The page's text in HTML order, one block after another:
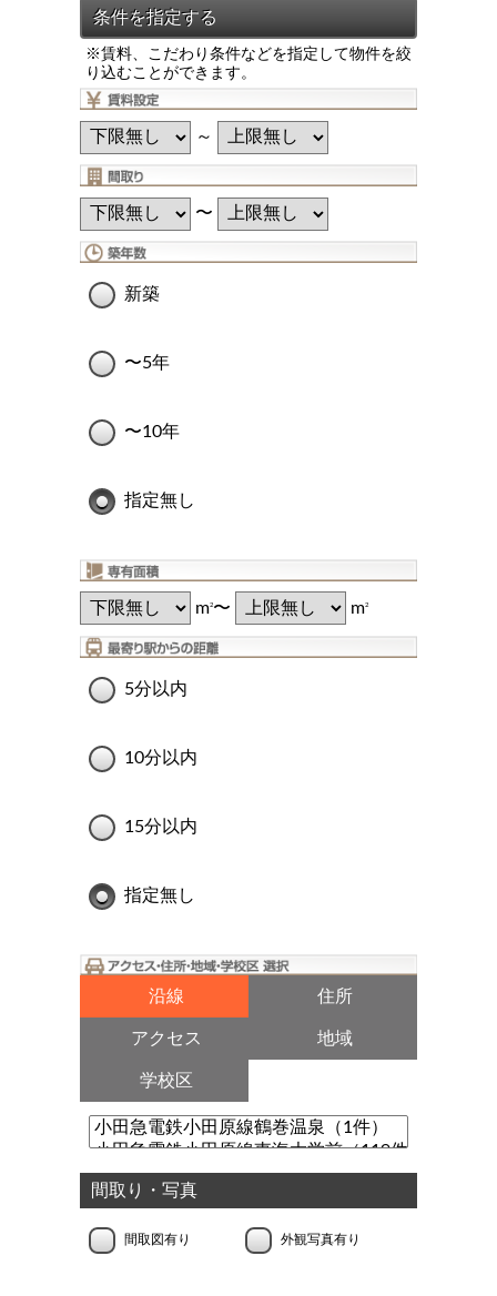
※賃料、こだわり条件などを指定して物件を絞
り込むことができます。
～
〜
新築
〜5年
〜10年
指定無し
m2〜 m2
5分以内
10分以内
15分以内
指定無し
沿線 住所
アクセス 地域
学校区
間取り・写真
間取図有り 外観写真有り